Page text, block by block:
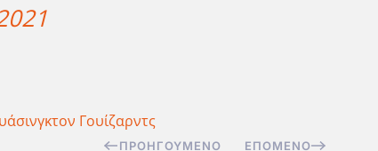
Γουίζαρντς
ΠΡΟΗΓΟΎΜΕΝΟ ΕΠΌΜΕΝΟ